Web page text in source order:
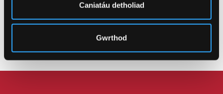
Caniatáu detholiad
Gwrthod
DYSGWCH FWY AM VAN ANH